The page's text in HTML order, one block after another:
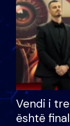
Vendi i
është